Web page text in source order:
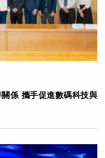
係 攜手促進數碼科技與